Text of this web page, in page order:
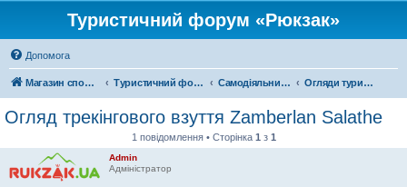
Туристичний форум «Рюкзак»
Допомога
Магазин спорядження Туристичний форум «Рюкзак» Самодіяльний туризм Огляди туристичного спорядження
Огляд трекінгового взуття Zamberlan Salathe
1 повідомлення • Сторінка 1 з 1
Admin
Адміністратор